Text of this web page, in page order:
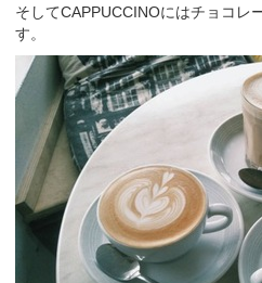
そしてCAPPUCCINOにはチョコレ
す。